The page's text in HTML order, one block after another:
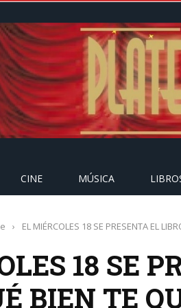
CINE MÚSICA
› EL MIÉRCOLES 18 SE PRESENTA EL
18 SE
BIEN TE